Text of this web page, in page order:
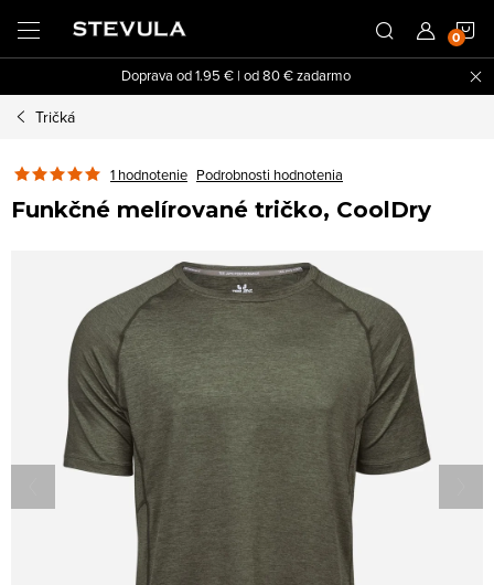
obsah
Doprava od 1.95 € | od 80 € zadarmo
Tričká
1 hodnotenie Podrobnosti hodnotenia
Funkčné melírované tričko, CoolDry